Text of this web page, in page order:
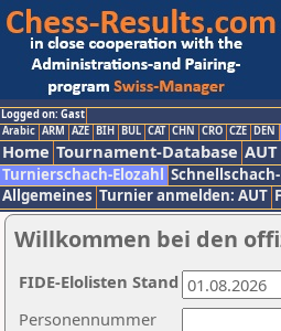
Logged on: Gast
Arabic ARM AZE BIH BUL CAT CHN CRO CZE DEN
Home Tournament-Database
Turnierschach-Elozahl
Allgemeines Turnier anmelden: AUT
Willkommen bei den
Personennummer
FIDE-Elolisten Stand